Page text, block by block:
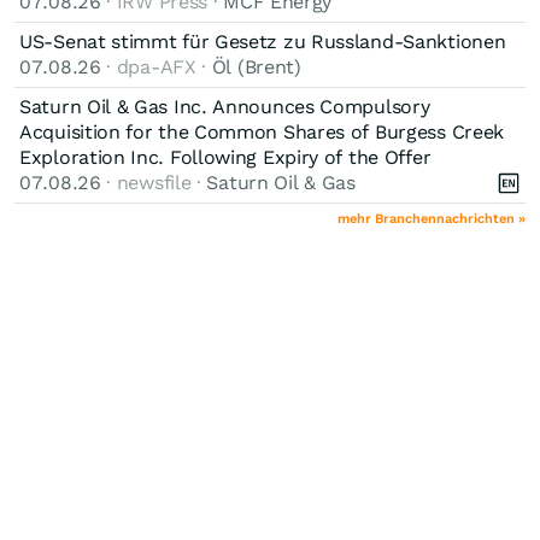
US-Senat stimmt für Gesetz zu Russland-Sanktionen
07.08.26 · dpa-AFX · Öl (Brent)
Saturn Oil & Gas Inc. Announces Compulsory
Acquisition for the Common Shares of Burgess Creek
Exploration Inc. Following Expiry of the Offer
07.08.26 · newsfile · Saturn Oil & Gas
mehr Branchennachrichten »